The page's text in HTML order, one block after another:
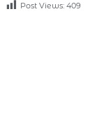
Post Views: 409